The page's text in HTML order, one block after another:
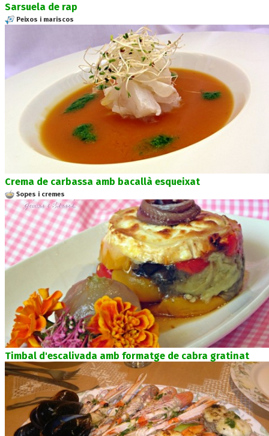
Sarsuela de rap
Peixos i mariscos
Crema de carbassa amb bacallà esqueixat
Sopes i cremes
Timbal d'escalivada amb formatge de cabra gratinat